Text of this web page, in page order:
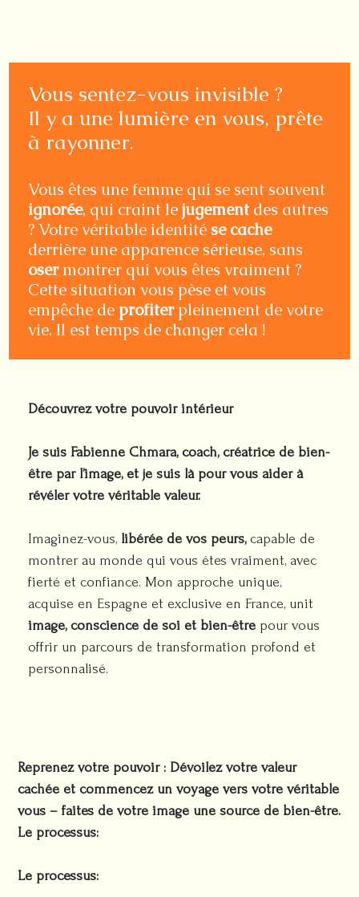
Vous sentez-vous invisible ?
Il y a une lumière en vous, prête
à rayonner.
Vous êtes une femme qui se sent souvent
ignorée, qui craint lejugement des autres
? Votre véritable identitése cache
derrière une apparence sérieuse, sans
osermontrer qui vous êtes vraiment ?
Cette situation vous pèse et vous
empêche de profiterpleinement de votre
vie. Il est temps de changer cela !
Découvrez votre pouvoir intérieur
Je suis Fabienne Chmara, coach, créatrice de bien-
être par l’image, et je suis là pour vous aider à
révéler votre véritable valeur.
Imaginez-vous, libérée de vos peurs,capable de
montrer au monde qui vous êtes vraiment, avec
fierté et confiance. Mon approche unique,
acquise en Espagne et exclusive en France, unit
image, conscience de soi et bien-être pour vous
offrir un parcours de transformation profond et
personnalisé.
Reprenez votre pouvoir : Dévoilez votre valeur
cachée et commencez un voyage vers votre véritable
vous – faites de votre image une source de bien-être.
Le processus:
Le processus: